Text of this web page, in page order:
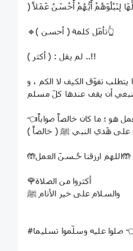
🔹تأمّل كلمة ( أحسن )👆
لم يقل : ( أكثر ) ..!!
يتطلب تفوّق الكيف لا الكم ، و
🤲اللهم ارزقنا حُـسنَ العمل🤲
🌹أكثروا من الصلاة
والسلام على خير الأنام ﷺ